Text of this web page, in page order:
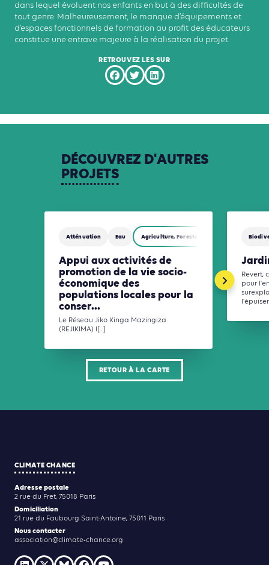
dans lequel évoluent nos enfants en but à des difficultés de
tout genre. Malheureusement, le manque d’équipements et
d’espaces fonctionnels de formation au profit des éducateurs
constitue une entrave majeure à la réalisation du projet.
RETROUVEZ LES SUR
DÉCOUVREZ D'AUTRES
PROJETS
Atténuation Eau Agriculture, Foresterie et Usages des sols
Appui aux activités de
promotion de la vie socio-
économique des
populations locales pour la
conser...
Le Réseau Jiko Kinga Mazingiza
(REJIKIMA) l[...]
Revert,
pour
RETOUR À LA CARTE
CLIMATE CHANCE
Adresse postale
2 rue du Fret, 75018 Paris
Domiciliation
21 rue du Faubourg Saint-Antoine, 75011 Paris
Nous contacter
association@climate-chance.org